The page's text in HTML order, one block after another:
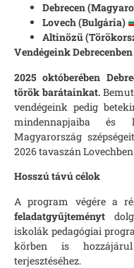
Debrecen
Lovech (Bulgária)
Altinözü
Vendégeink Debrecenben
2025 októberében
török barátainkat.
vendégeink pedig
mindennapjaiba és
Magyarország
2026 tavaszán
Hosszú távú célok
A program végére a
feladatgyűjteményt
iskolák pedagógiai
körben is
terjesztéséhez.